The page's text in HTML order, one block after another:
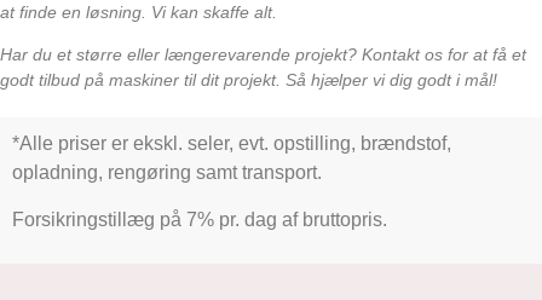
at finde en løsning. Vi kan skaffe alt.
Har du et større eller længerevarende projekt? Kontakt os for at få et
godt tilbud på maskiner til dit projekt. Så hjælper vi dig godt i mål!
*Alle priser er ekskl. seler, evt. opstilling, brændstof,
opladning, rengøring samt transport.
Forsikringstillæg på 7% pr. dag af bruttopris.